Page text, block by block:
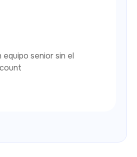
senior sin el